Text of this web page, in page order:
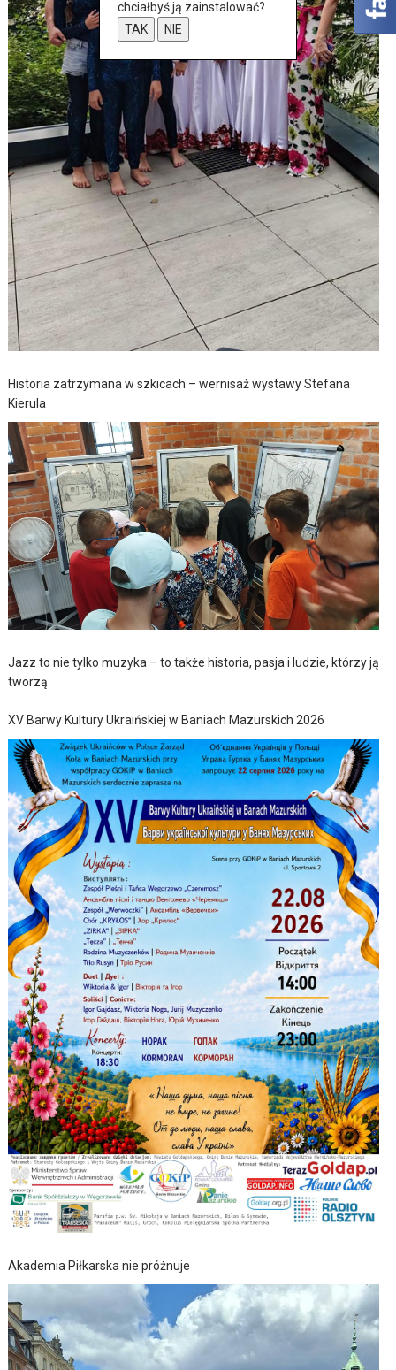
Historia zatrzymana w szkicach – wernisaż wystawy Stefana
Kierula
Jazz to nie tylko muzyka – to także historia, pasja i ludzie, którzy ją
tworzą
XV Barwy Kultury Ukraińskiej w Baniach Mazurskich 2026
Akademia Piłkarska nie próżnuje
chciałbyś ją zainstalować?
TAK
NIE